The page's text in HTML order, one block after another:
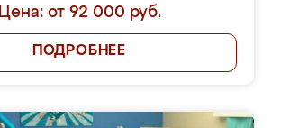
Цена: от 92 000 руб.
ПОДРОБНЕЕ